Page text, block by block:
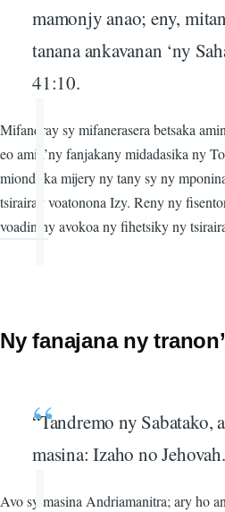
mamonjy anao; eny,
tanana ankavanan ‘ny
41:10.
Mifandray sy mifanerasera betsaka
eo amin’ny fanjakany midadasika ny
miondrika mijery ny tany sy ny
tsirairay voatonona Izy. Reny ny
voadininy avokoa ny fihetsiky ny
Ny fanajana ny
“Tandremo ny Sabatako,
masina: Izaho no
Avo sy masina Andriamanitra; ary ho